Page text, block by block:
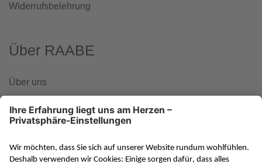
Widerrufsbelehrung
Über RAABE
Über uns
www.klett-gruppe.de
RAABE in den sozialen Medien